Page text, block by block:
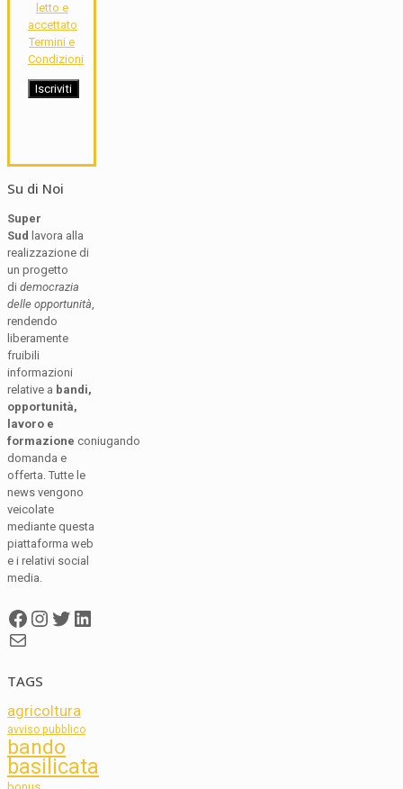
letto e
accettato
Termini e
Condizioni
Su di Noi
Super
Sud lavora alla
realizzazione di
un progetto
di democrazia
delle opportunità,
rendendo
liberamente
fruibili
informazioni
relative a bandi,
opportunità,
lavoro e
formazione coniugando
domanda e
offerta. Tutte le
news vengono
veicolate
mediante questa
piattaforma web
e i relativi social
media.
Facebook
Instagram
Twitter
LinkedIn
Mail
TAGS
agricoltura
avviso pubblico
bando
basilicata